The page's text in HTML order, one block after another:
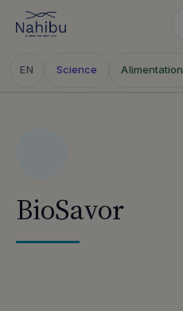
EN Science Alimentation
BioSavor